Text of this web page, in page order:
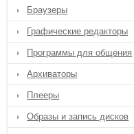
Браузеры
Графические редакторы
Программы для общения
Архиваторы
Плееры
Образы и запись дисков